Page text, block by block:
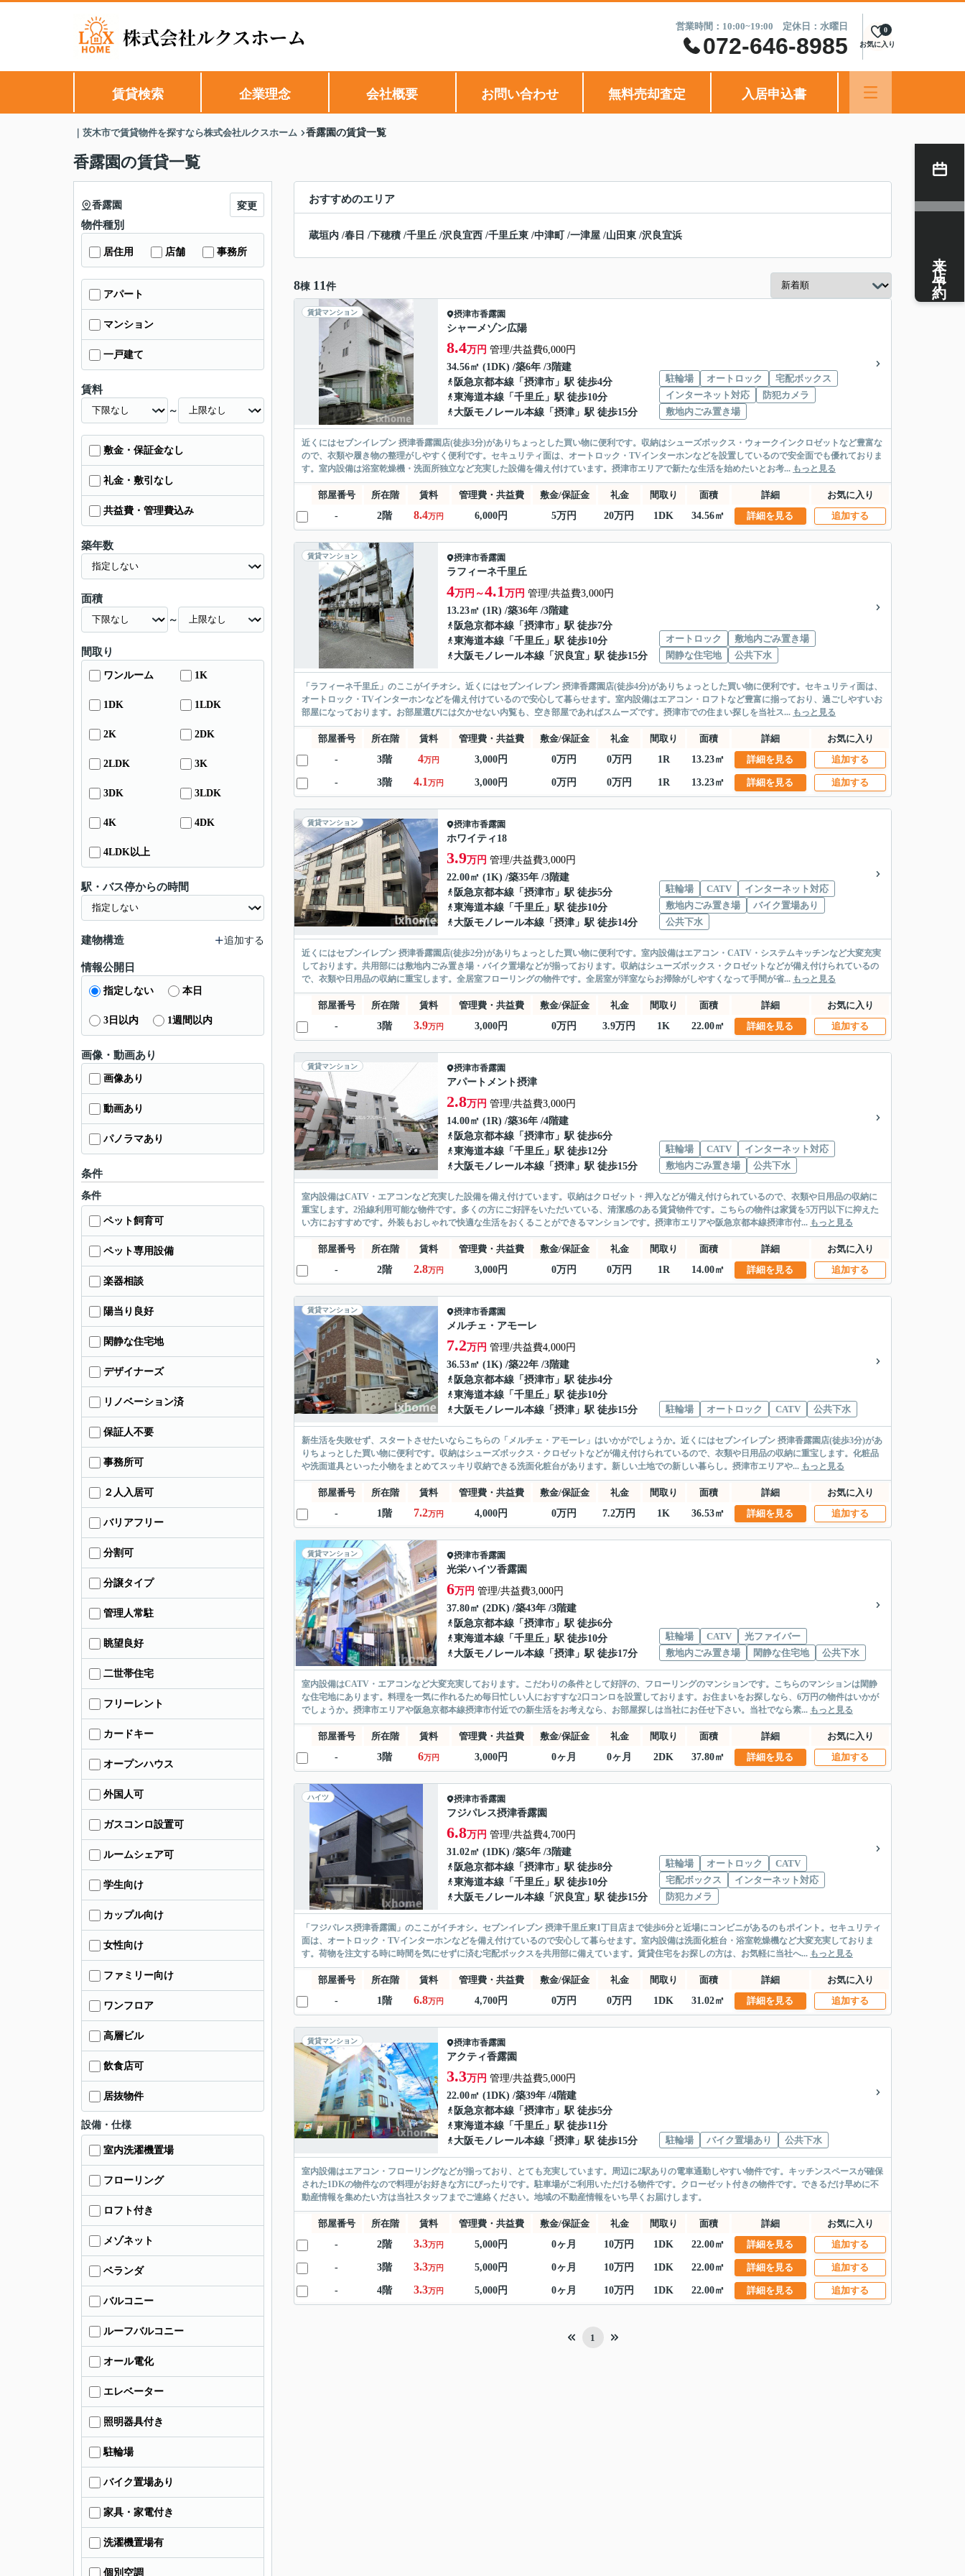
営業時間：10:00~19:00 定休日：水曜日
072-646-8985 お気に入り
0
賃貸検索 企業理念 会社概要 お問い合わせ 無料売却査定 入居申込書
｜茨木市で賃貸物件を探すなら株式会社ルクスホーム 香露園の賃貸一覧
香露園の賃貸一覧
おすすめのエリア
蔵垣内 /春日 /下穂積 /千里丘 /沢良宜西 /千里丘東 /中津町 /一津屋 /山田東 /沢良宜浜
8棟 11 件
賃貸マンション 摂津市香露園
シャーメゾン広陽
8.4万円 管理/共益費6,000円
34.56㎡ (1DK) /築6年 /3階建
阪急京都本線 「 摂津市 」駅 徒歩4分
東海道本線 「 千里丘 」駅 徒歩10分
大阪モノレール本線 「 摂津 」駅 徒歩15分
駐輪場 オートロック
宅配ボックス
インターネット対応
防犯カメラ
敷地内ごみ置き場
近くにはセブンイレブン 摂津香露園店(徒歩3分)がありちょっとした買い物に便利です。収納はシューズボックス・ウォークインクロゼットなど豊富な
ので、衣類や履き物の整理がしやすく便利です。セキュリティ面は、オートロック・TVインターホンなどを設置しているので安全面でも優れておりま
す。室内設備は浴室乾燥機・洗面所独立など充実した設備を備え付けています。摂津市エリアで新たな生活を始めたいとお考... もっと見る
部屋番号 所在階 賃料 管理費・共益費 敷金/保証金 礼金 間取り 面積 詳細
お気に入り
-
2階 8.4万円 6,000円 5万円 20万円 1DK 34.56㎡ 詳細を見る 追加する
賃貸マンション 摂津市香露園
ラフィーネ千里丘
4万円～4.1万円 管理/共益費3,000円
13.23㎡ (1R) /築36年 /3階建
阪急京都本線 「 摂津市 」駅 徒歩7分
東海道本線 「 千里丘 」駅 徒歩10分
大阪モノレール本線 「 沢良宜 」駅 徒歩15分
オートロック
敷地内ごみ置き場
閑静な住宅地
公共下水
「ラフィーネ千里丘」のここがイチオシ。近くにはセブンイレブン 摂津香露園店(徒歩4分)がありちょっとした買い物に便利です。セキュリティ面は、
オートロック・TVインターホンなどを備え付けているので安心して暮らせます。室内設備はエアコン・ロフトなど豊富に揃っており、過ごしやすいお
部屋になっております。お部屋選びには欠かせない内覧も、空き部屋であればスムーズです。摂津市での住まい探しを当社ス... もっと見る
部屋番号 所在階 賃料 管理費・共益費 敷金/保証金 礼金 間取り 面積 詳細
お気に入り
-
3階 4万円 3,000円 0万円 0万円 1R 13.23㎡ 詳細を見る 追加する
- 3階 4.1万円 3,000円 0万円 0万円 1R 13.23㎡ 詳細を見る 追加する
賃貸マンション 摂津市香露園
ホワイティ18
3.9万円 管理/共益費3,000円
22.00㎡ (1K) /築35年 /3階建
阪急京都本線 「 摂津市 」駅 徒歩5分
東海道本線 「 千里丘 」駅 徒歩10分
大阪モノレール本線 「 摂津 」駅 徒歩14分
駐輪場 CATV
インターネット対応
敷地内ごみ置き場
バイク置場あり
公共下水
近くにはセブンイレブン 摂津香露園店(徒歩2分)がありちょっとした買い物に便利です。室内設備はエアコン・CATV・システムキッチンなど大変充実
しております。共用部には敷地内ごみ置き場・バイク置場などが揃っております。収納はシューズボックス・クロゼットなどが備え付けられているの
で、衣類や日用品の収納に重宝します。全居室フローリングの物件です。全居室が洋室ならお掃除がしやすくなって手間が省... もっと見る
部屋番号 所在階 賃料 管理費・共益費 敷金/保証金 礼金 間取り 面積 詳細
お気に入り
-
3階 3.9万円 3,000円 0万円 3.9万円 1K 22.00㎡ 詳細を見る 追加する
賃貸マンション 摂津市香露園
アパートメント摂津
2.8万円 管理/共益費3,000円
14.00㎡ (1R) /築36年 /4階建
阪急京都本線 「 摂津市 」駅 徒歩6分
東海道本線 「 千里丘 」駅 徒歩12分
大阪モノレール本線 「 摂津 」駅 徒歩15分
駐輪場 CATV
インターネット対応
敷地内ごみ置き場
公共下水
室内設備はCATV・エアコンなど充実した設備を備え付けています。収納はクロゼット・押入などが備え付けられているので、衣類や日用品の収納に
重宝します。2沿線利用可能な物件です。多くの方にご好評をいただいている、清潔感のある賃貸物件です。こちらの物件は家賃を5万円以下に抑えた
い方におすすめです。外装もおしゃれで快適な生活をおくることができるマンションです。摂津市エリアや阪急京都本線摂津市付... もっと見る
部屋番号 所在階 賃料 管理費・共益費 敷金/保証金 礼金 間取り 面積 詳細
お気に入り
-
2階 2.8万円 3,000円 0万円 0万円 1R 14.00㎡ 詳細を見る 追加する
賃貸マンション 摂津市香露園
メルチェ・アモーレ
7.2万円 管理/共益費4,000円
36.53㎡ (1K) /築22年 /3階建
阪急京都本線 「 摂津市 」駅 徒歩4分
東海道本線 「 千里丘 」駅 徒歩10分
大阪モノレール本線 「 摂津 」駅 徒歩15分 駐輪場 オートロック CATV 公共下水
新生活を失敗せず、スタートさせたいならこちらの「メルチェ・アモーレ」はいかがでしょうか。近くにはセブンイレブン 摂津香露園店(徒歩3分)があ
りちょっとした買い物に便利です。収納はシューズボックス・クロゼットなどが備え付けられているので、衣類や日用品の収納に重宝します。化粧品
や洗面道具といった小物をまとめてスッキリ収納できる洗面化粧台があります。新しい土地での新しい暮らし。摂津市エリアや... もっと見る
部屋番号 所在階 賃料 管理費・共益費 敷金/保証金 礼金 間取り 面積 詳細
お気に入り
-
1階 7.2万円 4,000円 0万円 7.2万円 1K 36.53㎡ 詳細を見る 追加する
賃貸マンション 摂津市香露園
光栄ハイツ香露園
6万円 管理/共益費3,000円
37.80㎡ (2DK) /築43年 /3階建
阪急京都本線 「 摂津市 」駅 徒歩6分
東海道本線 「 千里丘 」駅 徒歩10分
大阪モノレール本線 「 摂津 」駅 徒歩17分
駐輪場 CATV
光ファイバー
敷地内ごみ置き場
閑静な住宅地 公共下水
室内設備はCATV・エアコンなど大変充実しております。こだわりの条件として好評の、フローリングのマンションです。こちらのマンションは閑静
な住宅地にあります。料理を一気に作れるため毎日忙しい人におすすな2口コンロを設置しております。お住まいをお探しなら、6万円の物件はいかが
でしょうか。摂津市エリアや阪急京都本線摂津市付近での新生活をお考えなら、お部屋探しは当社にお任せ下さい。当社でなら素... もっと見る
部屋番号 所在階 賃料 管理費・共益費 敷金/保証金 礼金 間取り 面積 詳細
お気に入り
-
3階 6万円 3,000円 0ヶ月 0ヶ月 2DK 37.80㎡ 詳細を見る 追加する
ハイツ 摂津市香露園
フジパレス摂津香露園
6.8万円 管理/共益費4,700円
31.02㎡ (1DK) /築5年 /3階建
阪急京都本線 「 摂津市 」駅 徒歩8分
東海道本線 「 千里丘 」駅 徒歩10分
大阪モノレール本線 「 沢良宜 」駅 徒歩15分
駐輪場 オートロック
CATV
宅配ボックス
インターネット対応
防犯カメラ
「フジパレス摂津香露園」のここがイチオシ。セブンイレブン 摂津千里丘東1丁目店まで徒歩6分と近場にコンビニがあるのもポイント。セキュリティ
面は、オートロック・TVインターホンなどを備え付けているので安心して暮らせます。室内設備は洗面化粧台・浴室乾燥機など大変充実しておりま
す。荷物を注文する時に時間を気にせずに済む宅配ボックスを共用部に備えています。賃貸住宅をお探しの方は、お気軽に当社へ... もっと見る
部屋番号 所在階 賃料 管理費・共益費 敷金/保証金 礼金 間取り 面積 詳細
お気に入り
-
1階 6.8万円 4,700円 0万円 0万円 1DK 31.02㎡ 詳細を見る 追加する
賃貸マンション 摂津市香露園
アクティ香露園
3.3万円 管理/共益費5,000円
22.00㎡ (1DK) /築39年 /4階建
阪急京都本線 「 摂津市 」駅 徒歩5分
東海道本線 「 千里丘 」駅 徒歩11分
大阪モノレール本線 「 摂津 」駅 徒歩15分 駐輪場 バイク置場あり 公共下水
室内設備はエアコン・フローリングなどが揃っており、とても充実しています。周辺に2駅ありの電車通勤しやすい物件です。キッチンスペースが確保
された1DKの物件なので料理がお好きな方にぴったりです。駐車場がご利用いただける物件です。クローゼット付きの物件です。できるだけ早めに不
動産情報を集めたい方は当社スタッフまでご連絡ください。地域の不動産情報をいち早くお届けします。
部屋番号 所在階 賃料 管理費・共益費 敷金/保証金 礼金 間取り 面積 詳細
お気に入り
-
2階 3.3万円 5,000円 0ヶ月 10万円 1DK 22.00㎡ 詳細を見る 追加する
- 3階 3.3万円 5,000円 0ヶ月 10万円 1DK 22.00㎡ 詳細を見る 追加する
- 4階 3.3万円 5,000円 0ヶ月 10万円 1DK 22.00㎡ 詳細を見る 追加する
1
香露園 変更
物件種別
居住用 店舗 事務所
アパート
マンション
一戸建て
賃料
～
敷金・保証金なし
礼金・敷引なし
共益費・管理費込み
築年数
面積
～
間取り
ワンルーム 1K
1DK 1LDK
2K 2DK
2LDK 3K
3DK 3LDK
4K 4DK
4LDK以上
駅・バス停からの時間
建物構造 追加する
情報公開日
指定しない 本日
3日以内 1週間以内
画像・動画あり
画像あり
動画あり
パノラマあり
条件
条件
ペット飼育可
ペット専用設備
楽器相談
陽当り良好
閑静な住宅地
デザイナーズ
リノベーション済
保証人不要
事務所可
２人入居可
バリアフリー
分割可
分譲タイプ
管理人常駐
眺望良好
二世帯住宅
フリーレント
カードキー
オープンハウス
外国人可
ガスコンロ設置可
ルームシェア可
学生向け
カップル向け
女性向け
ファミリー向け
ワンフロア
高層ビル
飲食店可
居抜物件
設備・仕様
室内洗濯機置場
フローリング
ロフト付き
メゾネット
ベランダ
バルコニー
ルーフバルコニー
オール電化
エレベーター
照明器具付き
駐輪場
バイク置場あり
家具・家電付き
洗濯機置場有
個別空調
来店予約